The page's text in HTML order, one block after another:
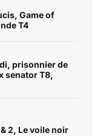
Game of
T4
prisonnier de
senator T8,
2, Le voile noir